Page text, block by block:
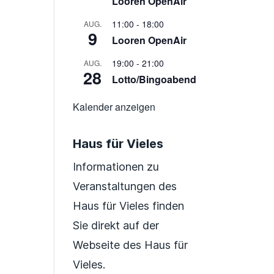
AUG.
9
11:00 - 18:00
Looren OpenAir
AUG.
28
19:00 -21:00
Lotto/Bingoabend
Kalender anzeigen
Haus für Vieles
Informationen zu
Veranstaltungen des
Haus für Vieles finden
Sie direkt auf der
Webseite des Haus für
Vieles.